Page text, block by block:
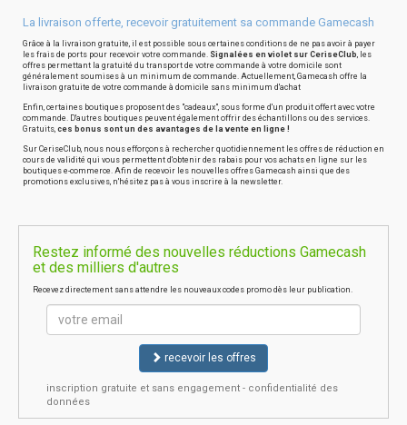
La livraison offerte, recevoir gratuitement sa commande Gamecash
Grâce à la livraison gratuite, il est possible sous certaines conditions de ne pas avoir à payer
les frais de ports pour recevoir votre commande. Signalées en violet sur CeriseClub, les
offres permettant la gratuité du transport de votre commande à votre domicile sont
généralement soumises à un minimum de commande. Actuellement, Gamecash offre la
livraison gratuite de votre commande à domicile sans minimum d'achat
Enfin, certaines boutiques proposent des "cadeaux", sous forme d'un produit offert avec votre
commande. D'autres boutiques peuvent également offrir des échantillons ou des services.
Gratuits, ces bonus sont un des avantages de la vente en ligne !
Sur CeriseClub, nous nous efforçons à rechercher quotidiennement les offres de réduction en
cours de validité qui vous permettent d'obtenir des rabais pour vos achats en ligne sur les
boutiques e-commerce. Afin de recevoir les nouvelles offres Gamecash ainsi que des
promotions exclusives, n'hésitez pas à vous inscrire à la newsletter.
Restez informé des nouvelles réductions Gamecash
et des milliers d'autres
Recevez directement sans attendre les nouveaux codes promo dès leur publication.
recevoir les offres
inscription gratuite et sans engagement - confidentialité des
données